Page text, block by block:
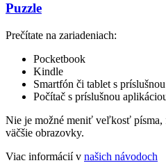
Puzzle
Prečítate na zariadeniach:
Pocketbook
Kindle
Smartfón či tablet s
Počítač s príslušnou
Nie je možné meniť veľkosť písma,
väčšie obrazovky.
Viac informácií v našich návodoch